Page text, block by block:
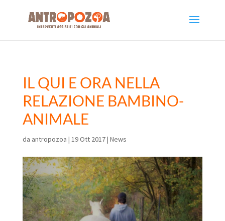
IL QUI E ORA NELLA
RELAZIONE BAMBINO-
ANIMALE
da antropozoa | 19 Ott 2017| News